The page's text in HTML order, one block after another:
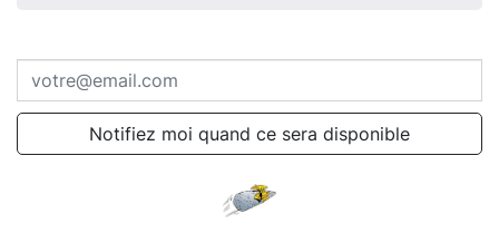
Notifiez moi quand ce sera disponible